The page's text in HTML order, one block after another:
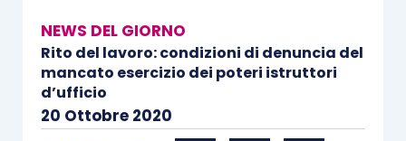
NEWS DEL GIORNO
Rito del lavoro: condizioni di denuncia del
mancato esercizio dei poteri istruttori
d’ufficio
20 Ottobre 2020